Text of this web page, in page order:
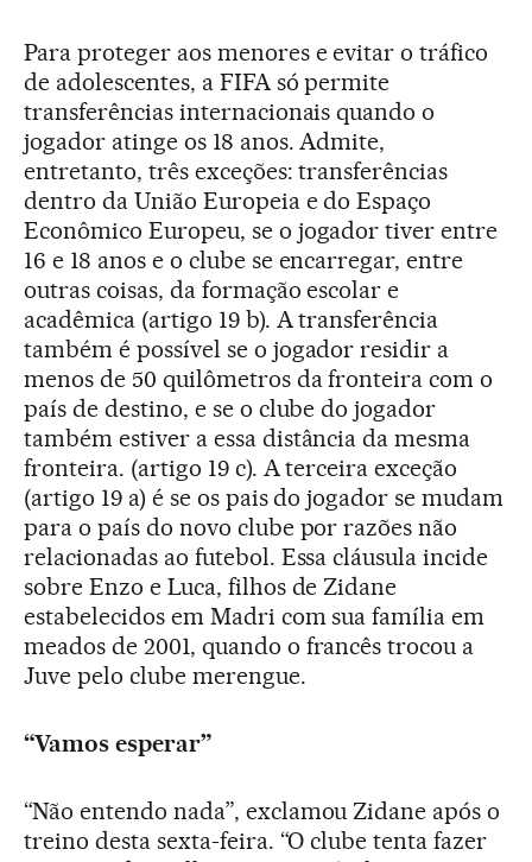
Para proteger aos menores e evitar o tráfico
de adolescentes, a FIFA só permite
transferências internacionais quando o
jogador atinge os 18 anos. Admite,
entretanto, três exceções: transferências
dentro da União Europeia e do Espaço
Econômico Europeu, se o jogador tiver entre
16 e 18 anos e o clube se encarregar, entre
outras coisas, da formação escolar e
acadêmica (artigo 19 b). A transferência
também é possível se o jogador residir a
menos de 50 quilômetros da fronteira com o
país de destino, e se o clube do jogador
também estiver a essa distância da mesma
fronteira. (artigo 19 c). A terceira exceção
(artigo 19 a) é se os pais do jogador se mudam
para o país do novo clube por razões não
relacionadas ao futebol. Essa cláusula incide
sobre Enzo e Luca, filhos de Zidane
estabelecidos em Madri com sua família em
meados de 2001, quando o francês trocou a
Juve pelo clube merengue.
“Vamos esperar”
“Não entendo nada”, exclamou Zidane após o
treino desta sexta-feira. “O clube tenta fazer